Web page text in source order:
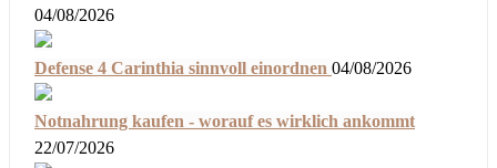
04/08/2026
Defense 4 Carinthia sinnvoll einordnen 04/08/2026
Notnahrung kaufen - worauf es wirklich ankommt
22/07/2026